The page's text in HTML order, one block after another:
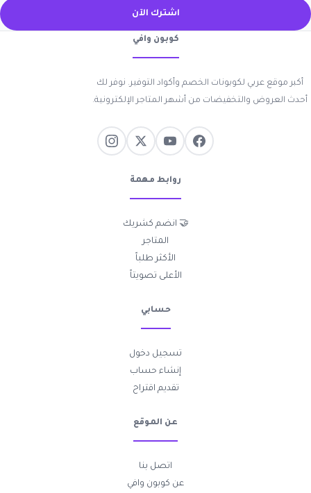
اشترك الآن
كوبون وافي
أكبر موقع عربي لكوبونات الخصم وأكواد التوفير. نوفر لك
أحدث العروض والتخفيضات من أشهر المتاجر الإلكترونية.
روابط مهمة
🤝 انضم كشريك
المتاجر
الأكثر طلباً
الأعلى تصويتاً
حسابي
تسجيل دخول
إنشاء حساب
تقديم اقتراح
عن الموقع
اتصل بنا
عن كوبون وافي